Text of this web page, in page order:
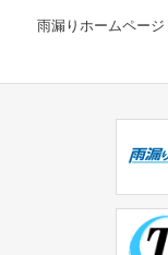
雨漏りホームペー